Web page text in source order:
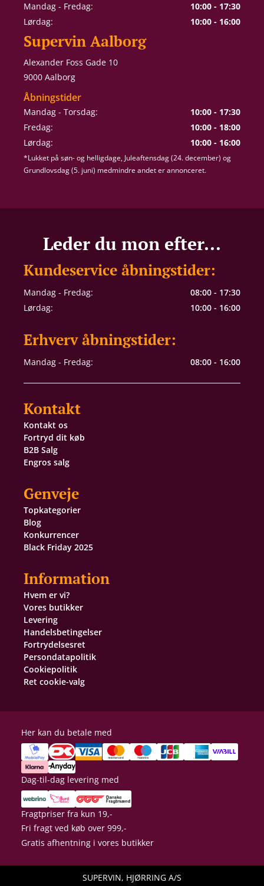
Mandag - Fredag:
10:00 - 17:30
Lørdag:
10:00 - 16:00
Supervin Aalborg
Alexander Foss Gade 10
9000 Aalborg
Åbningstider
Mandag - Torsdag:
10:00 - 17:30
Fredag:
10:00 - 18:00
Lørdag:
10:00 - 16:00
*Lukket på søn- og helligdage, Juleaftensdag (24. december) og
Grundlovsdag (5. juni) medmindre andet er annonceret.
Leder du mon efter...
Kundeservice åbningstider:
Mandag - Fredag:
08:00 - 17:30
Lørdag:
10:00 - 16:00
Erhverv åbningstider:
Mandag - Fredag: 08:00 - 16:00
Kontakt
Kontakt os
Fortryd dit køb
B2B Salg
Engros salg
Genveje
Topkategorier
Blog
Konkurrencer
Black Friday 2025
Information
Hvem er vi?
Vores butikker
Levering
Handelsbetingelser
Fortrydelsesret
Persondatapolitik
Cookiepolitik
Ret cookie-valg
Her kan du betale med
Dag-til-dag levering med
Fragtpriser fra kun 19,-
Fri fragt ved køb over 999,-
Gratis afhentning i vores butikker
SUPERVIN, HJØRRING A/S